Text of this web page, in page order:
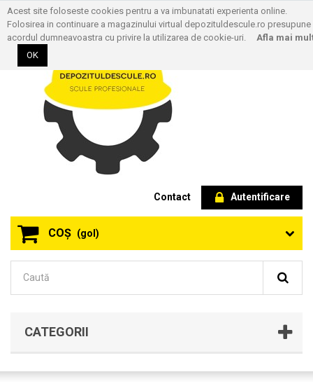
Autentificare
Contact
COŞ (gol)
CATEGORII
Acest site foloseste cookies pentru a va imbunatati experienta online.
Folosirea in continuare a magazinului virtual depozituldescule.ro presupune
acordul dumneavoastra cu privire la utilizarea de cookie-uri. Afla mai
OK